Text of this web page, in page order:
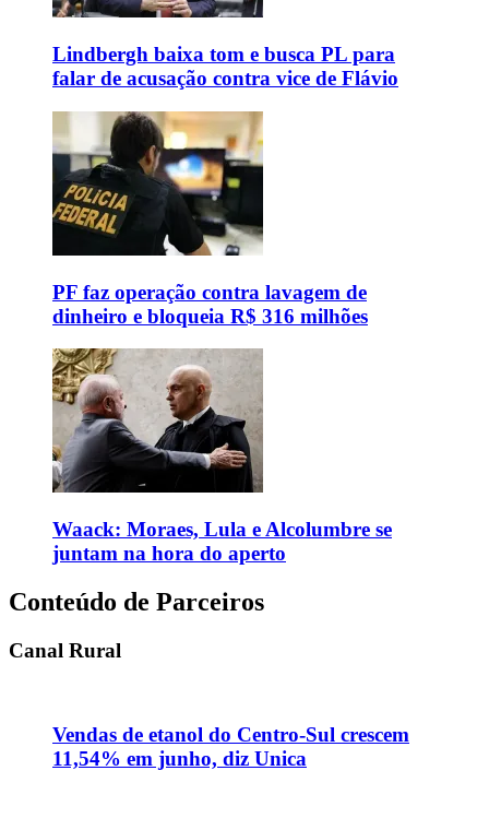
Lindbergh baixa tom e busca PL para
falar de acusação contra vice de Flávio
PF faz operação contra lavagem de
dinheiro e bloqueia R$ 316 milhões
Waack: Moraes, Lula e Alcolumbre se
juntam na hora do aperto
Conteúdo de Parceiros
Canal Rural
Vendas de etanol do Centro-Sul crescem
11,54% em junho, diz Unica